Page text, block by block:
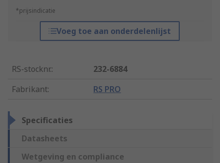
*prijsindicatie
Voeg toe aan onderdelenlijst
RS-stocknr.:
232-6884
Fabrikant: RS PRO
Specificaties
Datasheets
Wetgeving en compliance